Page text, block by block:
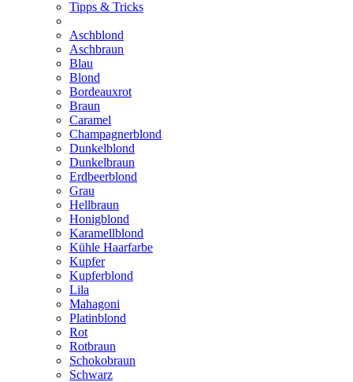
Tipps & Tricks
Aschblond
Aschbraun
Blau
Blond
Bordeauxrot
Braun
Caramel
Champagnerblond
Dunkelblond
Dunkelbraun
Erdbeerblond
Grau
Hellbraun
Honigblond
Karamellblond
Kühle Haarfarbe
Kupfer
Kupferblond
Lila
Mahagoni
Platinblond
Rot
Rotbraun
Schokobraun
Schwarz